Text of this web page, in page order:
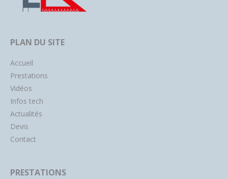
PLAN DU SITE
Accueil
Prestations
Vidéos
Infos tech
Actualités
Devis
Contact
PRESTATIONS